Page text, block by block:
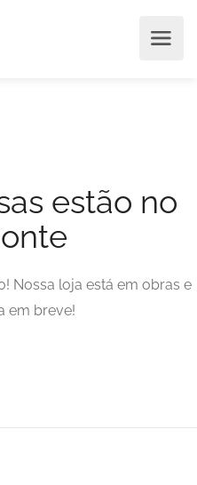
estão no
Nossa loja está em obras e
em breve!